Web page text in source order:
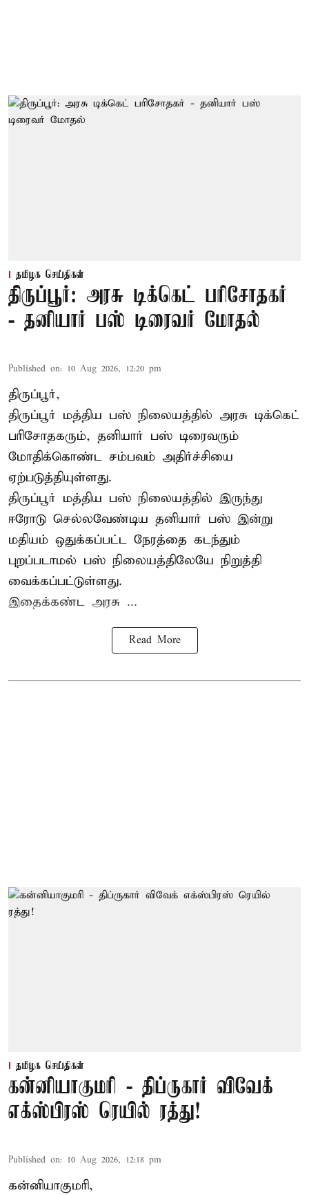
தமிழக செய்திகள்
திருப்பூர்: அரசு டிக்கெட் பரிசோதகர்
- தனியார் பஸ் டிரைவர் மோதல்
Published on: 10 Aug 2026, 12:20 pm
திருப்பூர்,
திருப்பூர் மத்திய பஸ் நிலையத்தில் அரசு டிக்கெட்
பரிசோதகரும், தனியார் பஸ் டிரைவரும்
மோதிக்கொண்ட சம்பவம் அதிர்ச்சியை
ஏற்படுத்தியுள்ளது.
திருப்பூர் மத்திய பஸ் நிலையத்தில் இருந்து
ஈரோடு செல்லவேண்டிய தனியார் பஸ் இன்று
மதியம் ஒதுக்கப்பட்ட நேரத்தை கடந்தும்
புறப்படாமல் பஸ் நிலையத்திலேயே நிறுத்தி
வைக்கப்பட்டுள்ளது.
இதைக்கண்ட அரசு ...
Read More
தமிழக செய்திகள்
கன்னியாகுமரி - திப்ருகார் விவேக்
எக்ஸ்பிரஸ் ரெயில் ரத்து!
Published on: 10 Aug 2026, 12:18 pm
கன்னியாகுமரி,